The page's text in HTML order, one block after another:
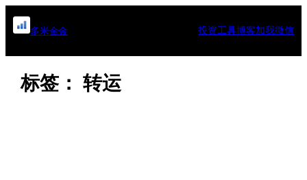
跳
至
多米金金 投资工具博客加我微信
标签： 转运